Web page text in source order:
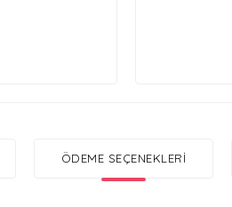
ÖDEME SEÇENEKLERI